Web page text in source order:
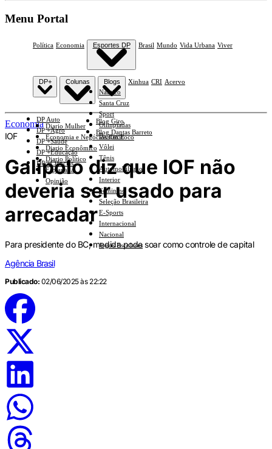
Menu Portal
Política Economia Esportes DP
Náutico
Santa Cruz
Sport
Olimpíadas
Basquete
Vôlei
Tênis
Automobilismo
Interior
Feminino
Seleção Brasileira
E-Sports
Internacional
Nacional
Jogos Escolares
Brasil Mundo Vida Urbana Viver
DP+
DP Auto
DP +Agro
DP +Saúde
DP +Educação
DP +Ciências
Colunas
Diario Mulher
Economia e Negócios Em Foco
Diario Econômico
Diario Político
Esplanada
Opinião
Blogs
Blog Giro
Blog Dantas Barreto
Xinhua CRI Acervo
Economia
IOF
Galípolo diz que IOF não
deveria ser usado para
arrecadar
Para presidente do BC, medida pode soar como controle de capital
Agência Brasil
Publicado: 02/06/2025 às 22:22